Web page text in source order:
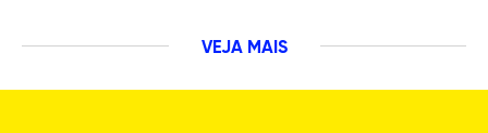
VEJA MAIS